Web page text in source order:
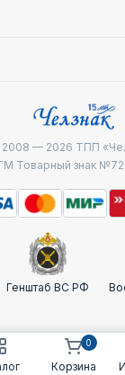
— 2026 ТПП
Товарный знак
Генштаб ВС РФ
Корзина
0